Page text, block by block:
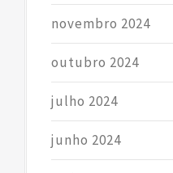
novembro 2024
outubro 2024
julho 2024
junho 2024